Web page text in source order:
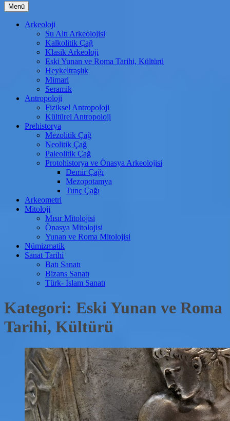
Menü İçeriğe
atla
Arkeoloji
Su Altı Arkeolojisi
Kalkolitik Çağ
Klasik Arkeoloji
Eski Yunan ve Roma Tarihi, Kültürü
Heykeltraşlık
Mimari
Seramik
Antropoloji
Fiziksel Antropoloji
Kültürel Antropoloji
Prehistorya
Mezolitik Çağ
Neolitik Çağ
Paleolitik Çağ
Protohistorya ve Önasya Arkeolojisi
Demir Çağı
Mezopotamya
Tunç Çağı
Arkeometri
Mitoloji
Mısır Mitolojisi
Önasya Mitolojisi
Yunan ve Roma Mitolojisi
Nümizmatik
Sanat Tarihi
Batı Sanatı
Bizans Sanatı
Türk- İslam Sanatı
Kategori: Eski Yunan ve Roma
Tarihi, Kültürü